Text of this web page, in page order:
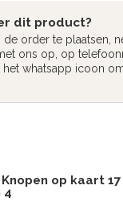
dit product?
order te plaatsen,
ons op, op
whatsapp icoon
op kaart 17
4